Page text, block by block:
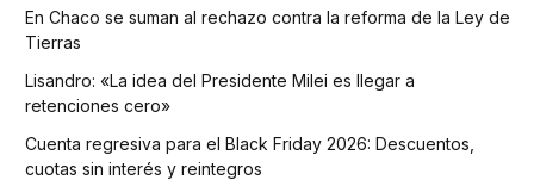
En Chaco se suman al rechazo contra la reforma de la Ley de
Tierras
Lisandro: «La idea del Presidente Milei es llegar a
retenciones cero»
Cuenta regresiva para el Black Friday 2026: Descuentos,
cuotas sin interés y reintegros